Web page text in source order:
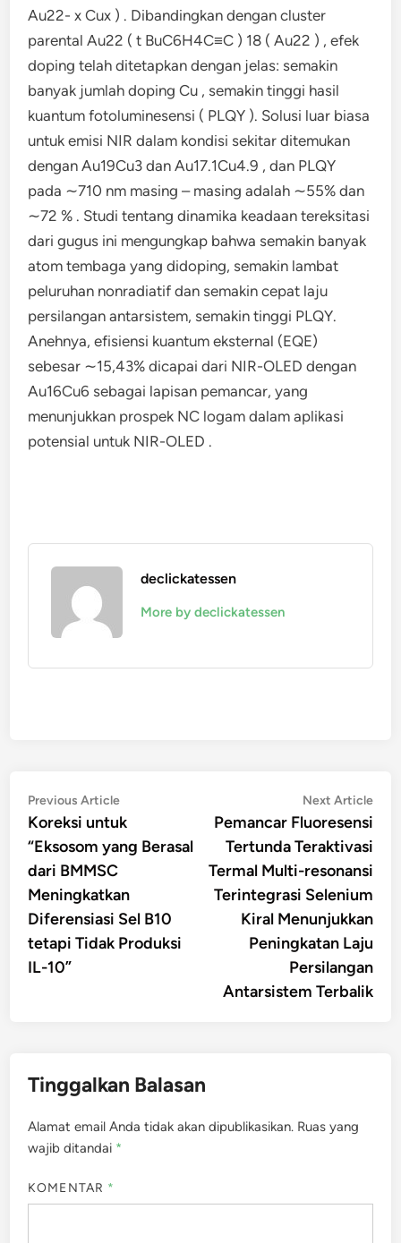
Au22- x Cux ) . Dibandingkan dengan cluster
parental Au22 ( t BuC6H4C≡C ) 18 ( Au22 ) , efek
doping telah ditetapkan dengan jelas: semakin
banyak jumlah doping Cu , semakin tinggi hasil
kuantum fotoluminesensi ( PLQY ). Solusi luar biasa
untuk emisi NIR dalam kondisi sekitar ditemukan
dengan Au19Cu3 dan Au17.1Cu4.9 , dan PLQY
pada ∼710 nm masing – masing adalah ∼55% dan
∼72 % . Studi tentang dinamika keadaan tereksitasi
dari gugus ini mengungkap bahwa semakin banyak
atom tembaga yang didoping, semakin lambat
peluruhan nonradiatif dan semakin cepat laju
persilangan antarsistem, semakin tinggi PLQY.
Anehnya, efisiensi kuantum eksternal (EQE)
sebesar ∼15,43% dicapai dari NIR-OLED dengan
Au16Cu6 sebagai lapisan pemancar, yang
menunjukkan prospek NC logam dalam aplikasi
potensial untuk NIR-OLED .
declickatessen
More by declickatessen
Navigasi
pos
Previous ArticlePrevious
article:
Koreksi untuk
“Eksosom yang Berasal
dari BMMSC
Meningkatkan
Diferensiasi Sel B10
tetapi Tidak Produksi
IL-10”
Next Article
Pemancar Fluoresensi
Tertunda Teraktivasi
Termal Multi-resonansi
Terintegrasi Selenium
Kiral Menunjukkan
Peningkatan Laju
Persilangan
Antarsistem Terbalik
Tinggalkan Balasan
Alamat email Anda tidak akan dipublikasikan. Ruas yang
wajib ditandai *
KOMENTAR *